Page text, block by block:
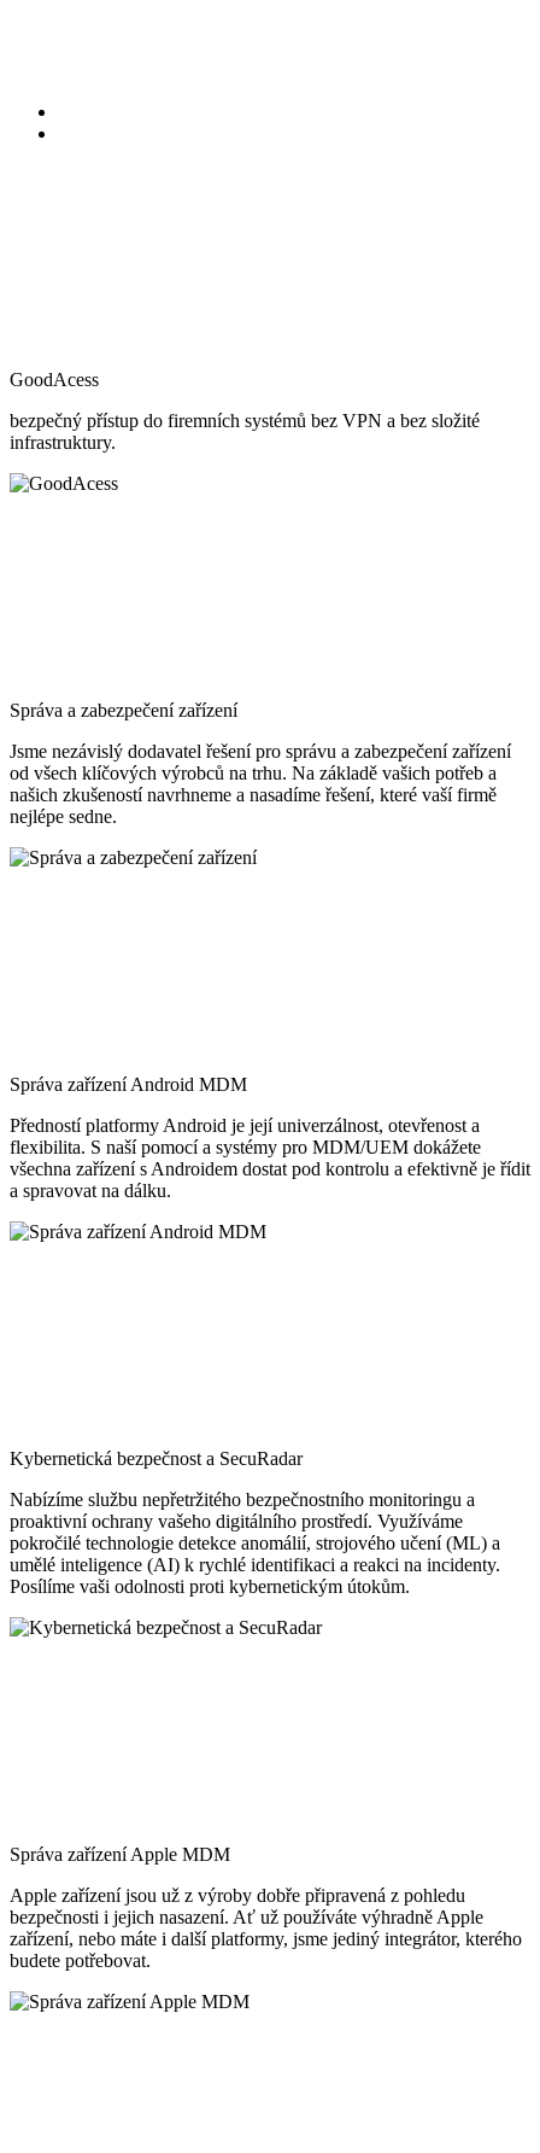
GoodAcess
bezpečný přístup do firemních systémů bez VPN a bez složité
infrastruktury.
Správa a zabezpečení zařízení
Jsme nezávislý dodavatel řešení pro správu a zabezpečení zařízení
od všech klíčových výrobců na trhu. Na základě vašich potřeb a
našich zkušeností navrhneme a nasadíme řešení, které vaší firmě
nejlépe sedne.
Správa zařízení Android MDM
Předností platformy Android je její univerzálnost, otevřenost a
flexibilita. S naší pomocí a systémy pro MDM/UEM dokážete
všechna zařízení s Androidem dostat pod kontrolu a efektivně je řídit
a spravovat na dálku.
Kybernetická bezpečnost a SecuRadar
Nabízíme službu nepřetržitého bezpečnostního monitoringu a
proaktivní ochrany vašeho digitálního prostředí. Využíváme
pokročilé technologie detekce anomálií, strojového učení (ML) a
umělé inteligence (AI) k rychlé identifikaci a reakci na incidenty.
Posílíme vaši odolnosti proti kybernetickým útokům.
Správa zařízení Apple MDM
Apple zařízení jsou už z výroby dobře připravená z pohledu
bezpečnosti i jejich nasazení. Ať už používáte výhradně Apple
zařízení, nebo máte i další platformy, jsme jediný integrátor, kterého
budete potřebovat.